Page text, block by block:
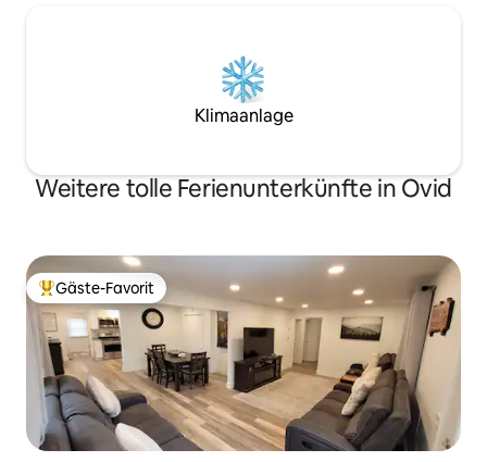
Klimaanlage
Weitere tolle Ferienunterkünfte in Ovid
Beliebter Gäste-Favorit.
Gäste-Favorit